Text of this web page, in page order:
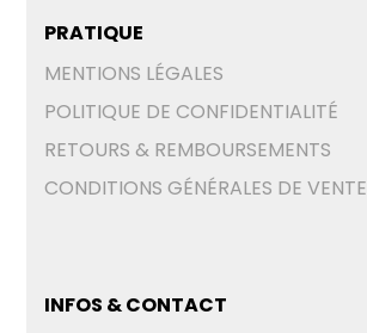
PRATIQUE
MENTIONS LÉGALES
POLITIQUE DE CONFIDENTIALITÉ
RETOURS & REMBOURSEMENTS
CONDITIONS GÉNÉRALES DE VENTE
INFOS & CONTACT